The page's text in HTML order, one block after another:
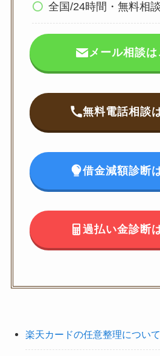
全国/24時間・無料相
メール相談は
無料電話相談
借金減額診断
過払い金診断
楽天カードの任意整理について